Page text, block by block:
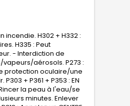
H302 + H332 :
H335 : Peut
- Interdiction de
aérosols. P273 :
protection oculaire/une
+ P361 + P353 : EN
la peau à l'eau/se
minutes. Enlever